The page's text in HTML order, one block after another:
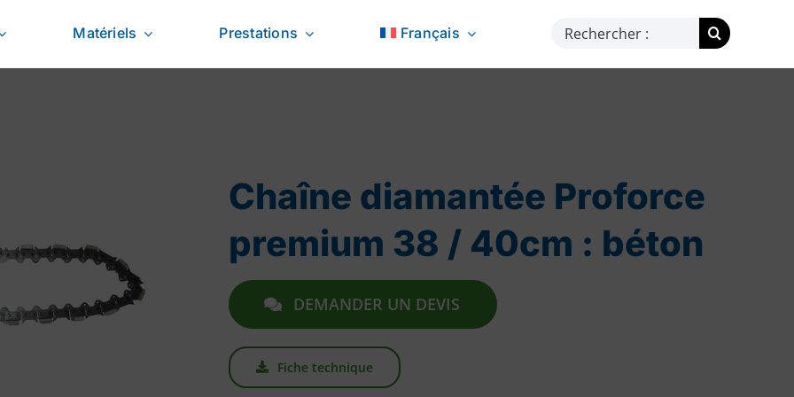
Matériels Prestations Français Rechercher:
Chaîne diamantée Proforce
premium 38 / 40cm : béton
DEMANDER UN DEVIS
Fiche technique